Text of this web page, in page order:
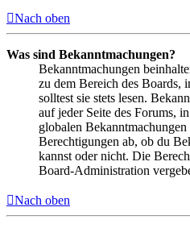
Nach oben
Was sind Bekanntmachungen?
Bekanntmachungen
zu dem Bereich des Boards,
solltest sie stets lesen.
auf jeder Seite des Forums,
globalen
Berechtigungen ab, ob du
kannst oder nicht. Die
Board-Administration
Nach oben